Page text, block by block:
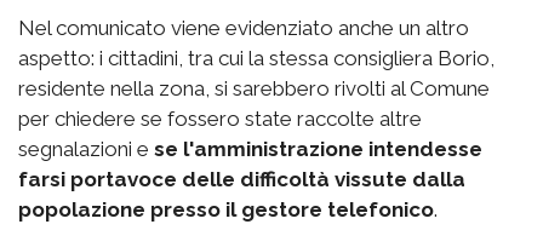
Nel comunicato viene evidenziato anche un altro
aspetto: i cittadini, tra cui la stessa consigliera Borio,
residente nella zona, si sarebbero rivolti al Comune
per chiedere se fossero state raccolte altre
segnalazioni e se l'amministrazione intendesse
farsi portavoce delle difficoltà vissute dalla
popolazione presso il gestore telefonico.